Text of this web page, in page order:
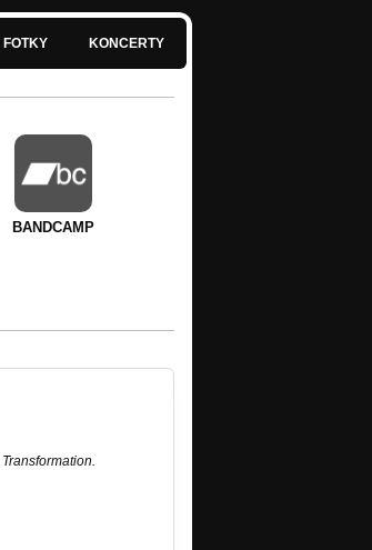
FOTKY KONCERTY
BANDCAMP
Transformation.